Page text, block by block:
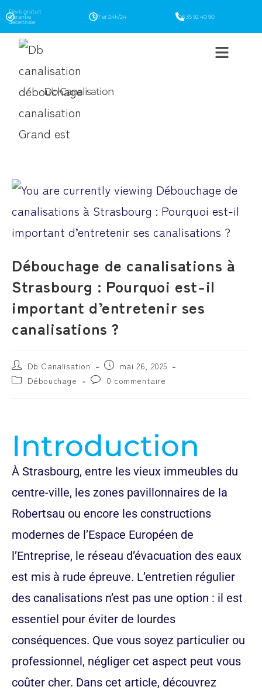
Devis gratuit
Garantie
décennale
7j/7 et 24h/24 06 35 92 40 90
Db Canalisation
Débouchage de canalisations à
Strasbourg : Pourquoi est-il
important d’entretenir ses
canalisations ?
Db Canalisation
mai 26, 2025
Débouchage
0 commentaire
Introduction
À Strasbourg, entre les vieux immeubles du
centre-ville, les zones pavillonnaires de la
Robertsau ou encore les constructions
modernes de l’Espace Européen de
l’Entreprise, le réseau d’évacuation des eaux
est mis à rude épreuve. L’entretien régulier
des canalisations n’est pas une option : il est
essentiel pour éviter de lourdes
conséquences. Que vous soyez particulier ou
professionnel, négliger cet aspect peut vous
coûter cher. Dans cet article, découvrez